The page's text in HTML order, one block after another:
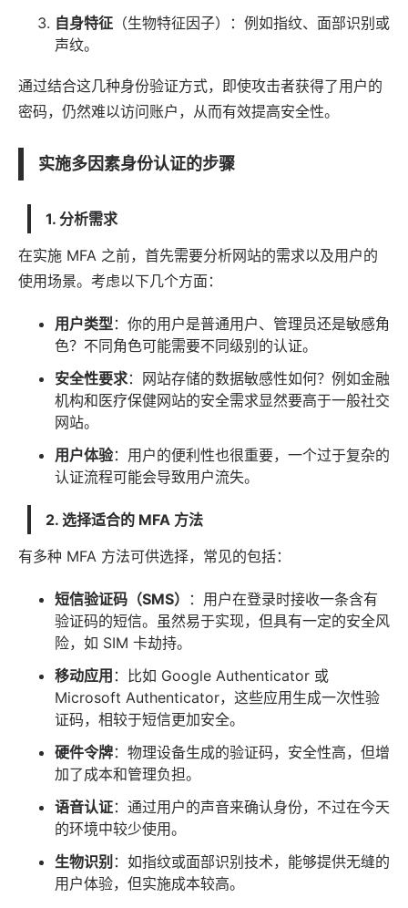
自身特征 （生物特征因子）：例如指纹、面部识别或
声纹。
通过结合这几种身份验证方式，即使攻击者获得了用户的
密码，仍然难以访问账户，从而有效提高安全性。
实施多因素身份认证的步骤
1. 分析需求
在实施 MFA 之前，首先需要分析网站的需求以及用户的
使用场景。考虑以下几个方面：
用户类型 ：你的用户是普通用户、管理员还是敏感角
色？不同角色可能需要不同级别的认证。
安全性要求：网站存储的数据敏感性如何？例如金融
机构和医疗保健网站的安全需求显然要高于一般社交
网站。
用户体验：用户的便利性也很重要，一个过于复杂的
认证流程可能会导致用户流失。
2. 选择适合的 MFA 方法
有多种 MFA 方法可供选择，常见的包括：
短信验证码（SMS）
：用户在登录时接收一条含有
验证码的短信。虽然易于实现，但具有一定的安全风
险，如 SIM 卡劫持。
移动应用 ：比如 Google Authenticator 或
Microsoft Authenticator，这些应用生成一次性验
证码，相较于短信更加安全。
硬件令牌：物理设备生成的验证码，安全性高，但增
加了成本和管理负担。
语音认证：通过用户的声音来确认身份，不过在今天
的环境中较少使用。
生物识别 ：如指纹或面部识别技术，能够提供无缝的
用户体验，但实施成本较高。